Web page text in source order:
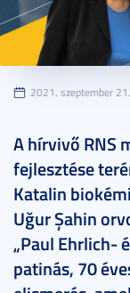
2021. szeptember 21.
A hírvivő RNS
fejlesztése
Katalin
Uğur Şahin
„Paul Ehrlich-
patinás, 70